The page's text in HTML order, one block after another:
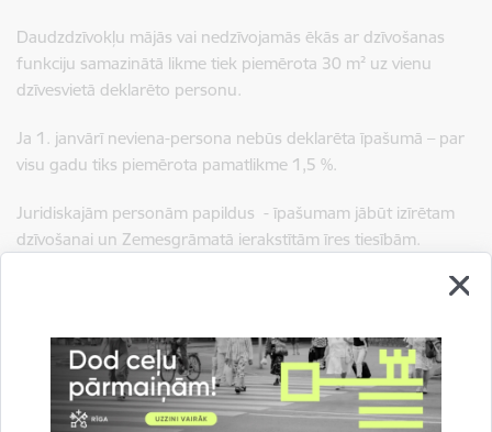
Daudzdzīvokļu mājās vai nedzīvojamās ēkās ar dzīvošanas
funkciju samazinātā likme tiek piemērota 30 m² uz vienu
dzīvesvietā deklarēto personu.
Ja 1. janvārī neviena-persona nebūs deklarēta īpašumā – par
visu gadu tiks piemērota pamatlikme 1,5 %.
Juridiskajām personām papildus - īpašumam jābūt izīrētam
dzīvošanai un Zemesgrāmatā ierakstītām īres tiesībām.
Papildu informācija:
tīmekļvietnēhttps://pip.riga.lv